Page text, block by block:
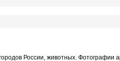
России, животных. Фотографии